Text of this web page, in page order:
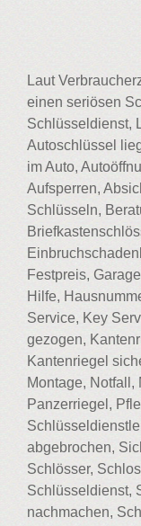
Laut
einen seriösen
Schlüsseldienst,
Autoschlüssel
im Auto,
Aufsperren,
Schlüsseln,
Festpreis,
Hilfe,
Service, Key
gezogen,
Kantenriegel
Montage, Notfall,
Panzerriegel,
abgebrochen,
Schlösser,
Schlüsseldienst,
nachmachen,